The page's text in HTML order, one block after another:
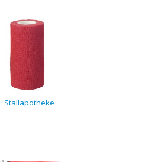
Stallapotheke